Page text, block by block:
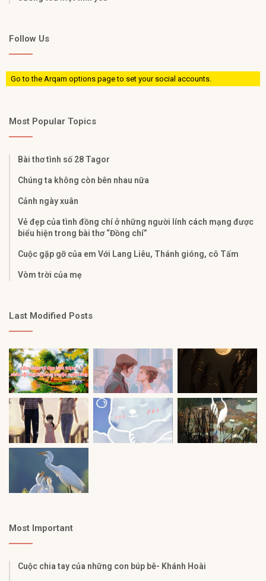
Follow Us
Go to the Arqam options page to set your social accounts.
Most Popular Topics
Bài thơ tình số 28 Tagor
Chúng ta không còn bên nhau nữa
Cảnh ngày xuân
Vẻ đẹp của tình đồng chí ở những người lính cách mạng được
biểu hiện trong bài thơ “Đồng chí”
Cuộc gặp gỡ của em Với Lang Liêu, Thánh gióng, cô Tấm
Vòm trời của mẹ
Last Modified Posts
Most Important
Cuộc chia tay của những con búp bê- Khánh Hoài